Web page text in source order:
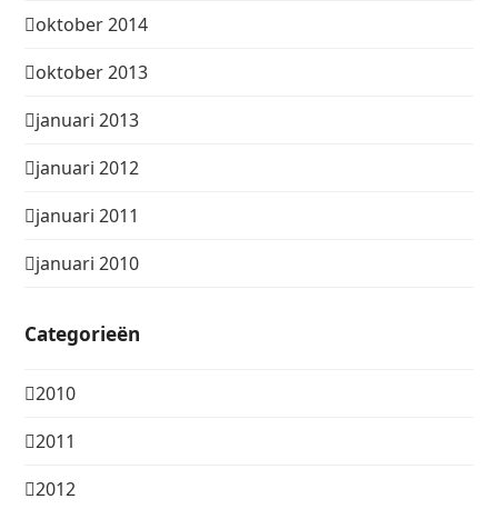
oktober 2014
oktober 2013
januari 2013
januari 2012
januari 2011
januari 2010
Categorieën
2010
2011
2012